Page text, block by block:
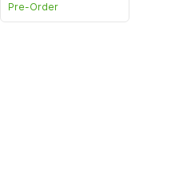
Pre-Order